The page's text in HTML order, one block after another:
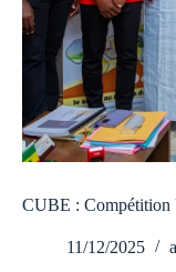
CUBE : Compétition
11/12/2025